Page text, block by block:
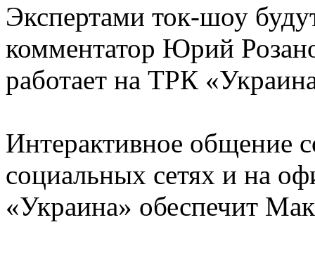
Экспертами ток-шоу
комментатор Юрий
работает на ТРК
Интерактивное общение
социальных сетях и на
«Украина» обеспечит